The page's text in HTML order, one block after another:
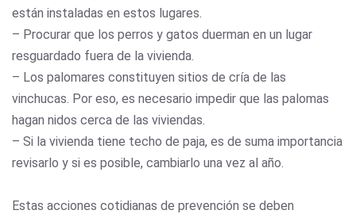
están instaladas en estos lugares.
– Procurar que los perros y gatos duerman en un lugar
resguardado fuera de la vivienda.
– Los palomares constituyen sitios de cría de las
vinchucas. Por eso, es necesario impedir que las palomas
hagan nidos cerca de las viviendas.
– Si la vivienda tiene techo de paja, es de suma importancia
revisarlo y si es posible, cambiarlo una vez al año.
Estas acciones cotidianas de prevención se deben